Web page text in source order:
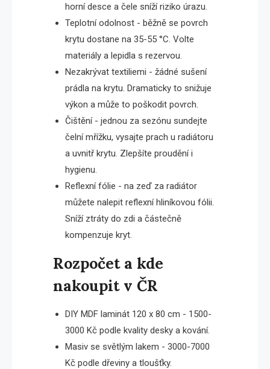
horní desce a čele sníží riziko úrazu.
Teplotní odolnost - běžně se povrch
krytu dostane na 35-55 °C. Volte
materiály a lepidla s rezervou.
Nezakrývat textiliemi - žádné sušení
prádla na krytu. Dramaticky to snižuje
výkon a může to poškodit povrch.
Čištění - jednou za sezónu sundejte
čelní mřížku, vysajte prach u radiátoru
a uvnitř krytu. Zlepšíte proudění i
hygienu.
Reflexní fólie - na zeď za radiátor
můžete nalepit reflexní hliníkovou fólii.
Sníží ztráty do zdi a částečně
kompenzuje kryt.
Rozpočet a kde
nakoupit v ČR
DIY MDF laminát 120 x 80 cm - 1500-
3000 Kč podle kvality desky a kování.
Masiv se světlým lakem - 3000-7000
Kč podle dřeviny a tloušťky.